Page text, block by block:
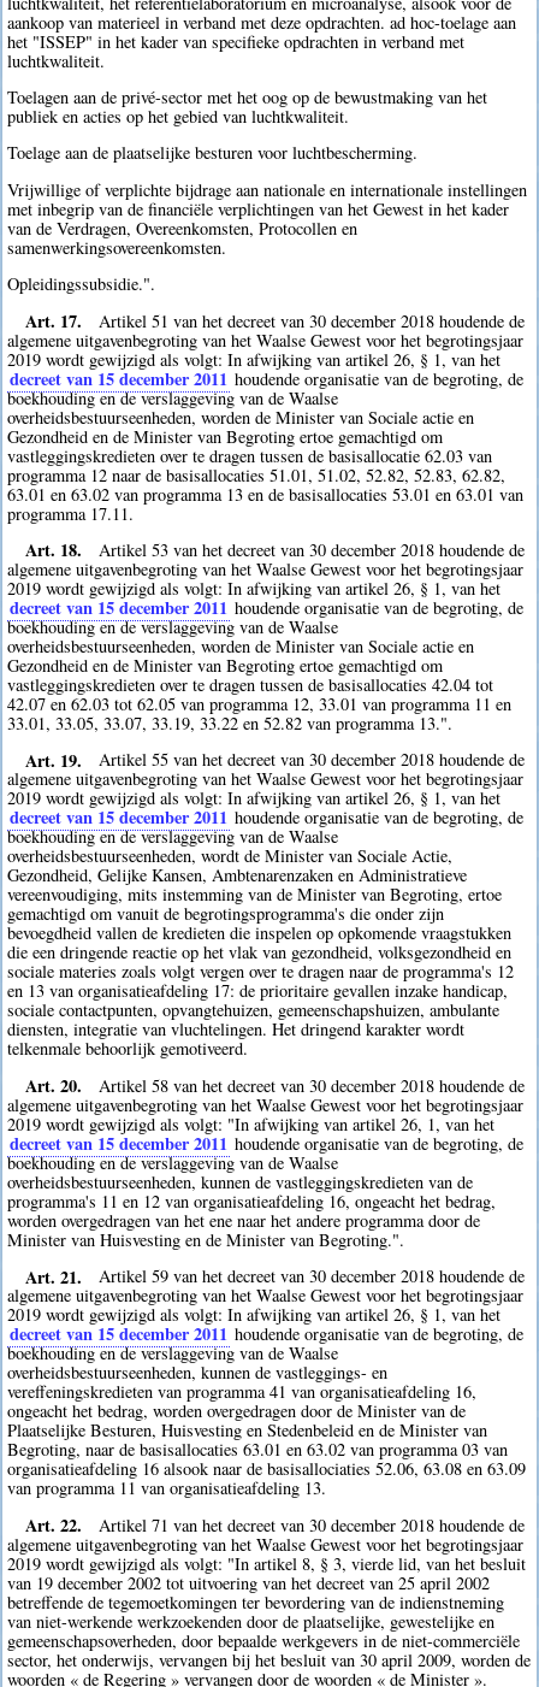
aankoop van materieel in verband met deze opdrachten. ad hoc-toelage aan
het "ISSEP" in het kader van specifieke opdrachten in verband met
luchtkwaliteit.
Toelagen aan de privé-sector met het oog op de bewustmaking van het
publiek en acties op het gebied van luchtkwaliteit.
Toelage aan de plaatselijke besturen voor luchtbescherming.
Vrijwillige of verplichte bijdrage aan nationale en internationale instellingen
met inbegrip van de financiële verplichtingen van het Gewest in het kader
van de Verdragen, Overeenkomsten, Protocollen en
samenwerkingsovereenkomsten.
Opleidingssubsidie.".
Art. 17.
Artikel 51 van het decreet van 30 december 2018 houdende de
algemene uitgavenbegroting van het Waalse Gewest voor het begrotingsjaar
2019 wordt gewijzigd als volgt: In afwijking van artikel 26, § 1, van het
decreet van 15 december 2011 houdende organisatie van de begroting, de
boekhouding en de verslaggeving van de Waalse
overheidsbestuurseenheden, worden de Minister van Sociale actie en
Gezondheid en de Minister van Begroting ertoe gemachtigd om
vastleggingskredieten over te dragen tussen de basisallocatie 62.03 van
programma 12 naar de basisallocaties 51.01, 51.02, 52.82, 52.83, 62.82,
63.01 en 63.02 van programma 13 en de basisallocaties 53.01 en 63.01 van
programma 17.11.
Art. 18.
Artikel 53 van het decreet van 30 december 2018 houdende de
algemene uitgavenbegroting van het Waalse Gewest voor het begrotingsjaar
2019 wordt gewijzigd als volgt: In afwijking van artikel 26, § 1, van het
decreet van 15 december 2011 houdende organisatie van de begroting, de
boekhouding en de verslaggeving van de Waalse
overheidsbestuurseenheden, worden de Minister van Sociale actie en
Gezondheid en de Minister van Begroting ertoe gemachtigd om
vastleggingskredieten over te dragen tussen de basisallocaties 42.04 tot
42.07 en 62.03 tot 62.05 van programma 12, 33.01 van programma 11 en
33.01, 33.05, 33.07, 33.19, 33.22 en 52.82 van programma 13.".
Art. 19.
Artikel 55 van het decreet van 30 december 2018 houdende de
algemene uitgavenbegroting van het Waalse Gewest voor het begrotingsjaar
2019 wordt gewijzigd als volgt: In afwijking van artikel 26, § 1, van het
decreet van 15 december 2011 houdende organisatie van de begroting, de
boekhouding en de verslaggeving van de Waalse
overheidsbestuurseenheden, wordt de Minister van Sociale Actie,
Gezondheid, Gelijke Kansen, Ambtenarenzaken en Administratieve
vereenvoudiging, mits instemming van de Minister van Begroting, ertoe
gemachtigd om vanuit de begrotingsprogramma's die onder zijn
bevoegdheid vallen de kredieten die inspelen op opkomende vraagstukken
die een dringende reactie op het vlak van gezondheid, volksgezondheid en
sociale materies zoals volgt vergen over te dragen naar de programma's 12
en 13 van organisatieafdeling 17: de prioritaire gevallen inzake handicap,
sociale contactpunten, opvangtehuizen, gemeenschapshuizen, ambulante
diensten, integratie van vluchtelingen. Het dringend karakter wordt
telkenmale behoorlijk gemotiveerd.
Art. 20.
Artikel 58 van het decreet van 30 december 2018 houdende de
algemene uitgavenbegroting van het Waalse Gewest voor het begrotingsjaar
2019 wordt gewijzigd als volgt: "In afwijking van artikel 26, 1, van het
decreet van 15 december 2011 houdende organisatie van de begroting, de
boekhouding en de verslaggeving van de Waalse
overheidsbestuurseenheden, kunnen de vastleggingskredieten van de
programma's 11 en 12 van organisatieafdeling 16, ongeacht het bedrag,
worden overgedragen van het ene naar het andere programma door de
Minister van Huisvesting en de Minister van Begroting.".
Art. 21.
Artikel 59 van het decreet van 30 december 2018 houdende de
algemene uitgavenbegroting van het Waalse Gewest voor het begrotingsjaar
2019 wordt gewijzigd als volgt: In afwijking van artikel 26, § 1, van het
decreet van 15 december 2011 houdende organisatie van de begroting, de
boekhouding en de verslaggeving van de Waalse
overheidsbestuurseenheden, kunnen de vastleggings- en
vereffeningskredieten van programma 41 van organisatieafdeling 16,
ongeacht het bedrag, worden overgedragen door de Minister van de
Plaatselijke Besturen, Huisvesting en Stedenbeleid en de Minister van
Begroting, naar de basisallocaties 63.01 en 63.02 van programma 03 van
organisatieafdeling 16 alsook naar de basisallociaties 52.06, 63.08 en 63.09
van programma 11 van organisatieafdeling 13.
Art. 22.
Artikel 71 van het decreet van 30 december 2018 houdende de
algemene uitgavenbegroting van het Waalse Gewest voor het begrotingsjaar
2019 wordt gewijzigd als volgt: "In artikel 8, § 3, vierde lid, van het besluit
van 19 december 2002 tot uitvoering van het decreet van 25 april 2002
betreffende de tegemoetkomingen ter bevordering van de indienstneming
van niet-werkende werkzoekenden door de plaatselijke, gewestelijke en
gemeenschapsoverheden, door bepaalde werkgevers in de niet-commerciële
sector, het onderwijs, vervangen bij het besluit van 30 april 2009, worden de
woorden « de Regering » vervangen door de woorden « de Minister ».